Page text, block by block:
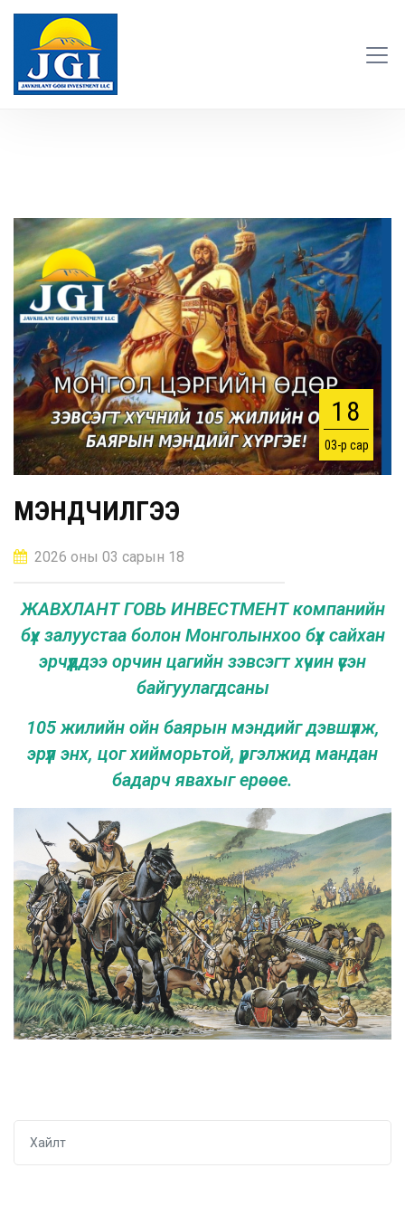
18
03-р сар
МЭНДЧИЛГЭЭ
2026 оны 03 сарын 18
ЖАВХЛАНТ ГОВЬ ИНВЕСТМЕНТ компанийн
бүх залуустаа болон Монголынхоо бүх сайхан
эрчүүддээ орчин цагийн зэвсэгт хүчин үүсэн
байгуулагдсаны
105 жилийн ойн баярын мэндийг дэвшүүлж,
эрүүл энх, цог хийморьтой, үргэлжид мандан
бадарч явахыг ерөөе.